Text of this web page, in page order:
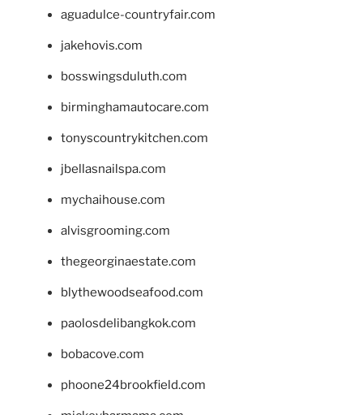
aguadulce-countryfair.com
jakehovis.com
bosswingsduluth.com
birminghamautocare.com
tonyscountrykitchen.com
jbellasnailspa.com
mychaihouse.com
alvisgrooming.com
thegeorginaestate.com
blythewoodseafood.com
paolosdelibangkok.com
bobacove.com
phoone24brookfield.com